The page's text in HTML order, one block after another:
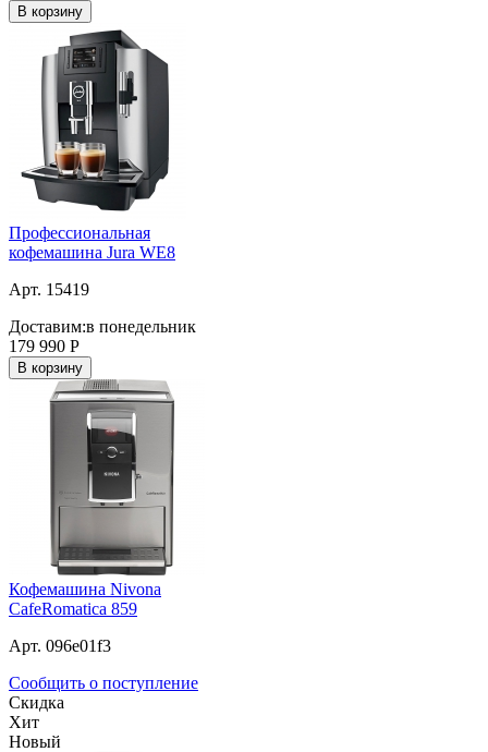
В корзину
Профессиональная
кофемашина Jura WE8
Арт. 15419
Доставим:в понедельник
179 990 Р
В корзину
Кофемашина Nivona
CafeRomatica 859
Арт. 096e01f3
Сообщить о поступление
Скидка
Хит
Новый